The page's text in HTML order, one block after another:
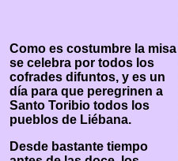
Como es costumbre la misa
se celebra por todos los
cofrades difuntos, y es un
día para que peregrinen a
Santo Toribio todos los
pueblos de Liébana.
Desde bastante tiempo